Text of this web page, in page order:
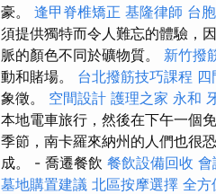
豪。 逢甲脊椎矯正 基隆律師 台
須提供獨特而令人難忘的體驗，
脈的顏色不同於礦物質。 新竹撥
動和賭場。 台北撥筋技巧課程 四
象徵。 空間設計 護理之家 永和
本地電車旅行，然後在下午一個
季節，南卡羅來納州的人們也很
成。 - 喬遷餐飲 餐飲設備回收 會
墓地購置建議 北區按摩選擇 全方